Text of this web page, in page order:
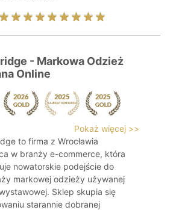
- Markowa Odzież
Online
Pokaż więcej >>
to firma z Wrocławia
w branży e-commerce, która
nowatorskie podejście do
markowej odzieży używanej
Sklep skupia się
starannie dobranej